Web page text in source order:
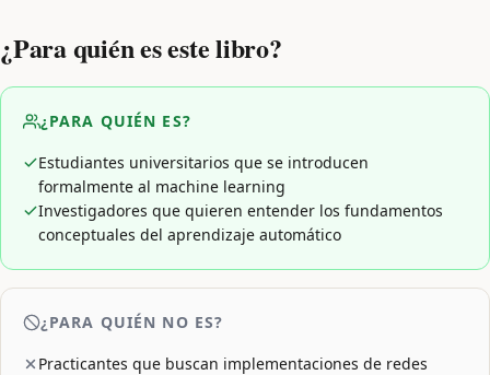
¿Para quién es este libro?
¿PARA QUIÉN ES?
Estudiantes universitarios que se introducen
formalmente al machine learning
Investigadores que quieren entender los fundamentos
conceptuales del aprendizaje automático
¿PARA QUIÉN NO ES?
Practicantes que buscan implementaciones de redes